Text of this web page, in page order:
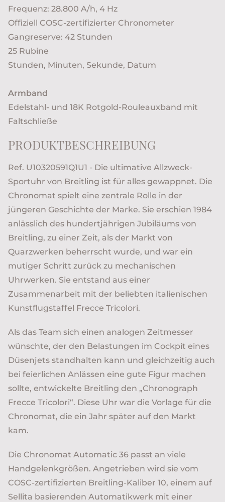
Frequenz: 28.800 A/h, 4 Hz
Offiziell COSC-zertifizierter Chronometer
Gangreserve: 42 Stunden
25 Rubine
Stunden, Minuten, Sekunde, Datum
Armband
Edelstahl- und 18K Rotgold-Rouleauxband mit
Faltschließe
PRODUKTBESCHREIBUNG
Ref. U10320591Q1U1 - Die ultimative Allzweck-
Sportuhr von Breitling ist für alles gewappnet. Die
Chronomat spielt eine zentrale Rolle in der
jüngeren Geschichte der Marke. Sie erschien 1984
anlässlich des hundertjährigen Jubiläums von
Breitling, zu einer Zeit, als der Markt von
Quarzwerken beherrscht wurde, und war ein
mutiger Schritt zurück zu mechanischen
Uhrwerken. Sie entstand aus einer
Zusammenarbeit mit der beliebten italienischen
Kunstflugstaffel Frecce Tricolori.
Als das Team sich einen analogen Zeitmesser
wünschte, der den Belastungen im Cockpit eines
Düsenjets standhalten kann und gleichzeitig auch
bei feierlichen Anlässen eine gute Figur machen
sollte, entwickelte Breitling den „Chronograph
Frecce Tricolori“. Diese Uhr war die Vorlage für die
Chronomat, die ein Jahr später auf den Markt
kam.
Die Chronomat Automatic 36 passt an viele
Handgelenkgrößen. Angetrieben wird sie vom
COSC-zertifizierten Breitling-Kaliber 10, einem auf
Sellita basierenden Automatikwerk mit einer